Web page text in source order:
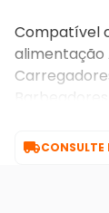
Compatível
alimentação
CONSULTE